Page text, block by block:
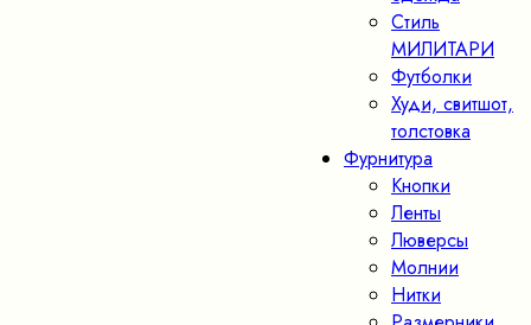
Стиль
МИЛИТАРИ
Футболки
Худи, свитшот,
толстовка
Фурнитура
Кнопки
Ленты
Люверсы
Молнии
Нитки